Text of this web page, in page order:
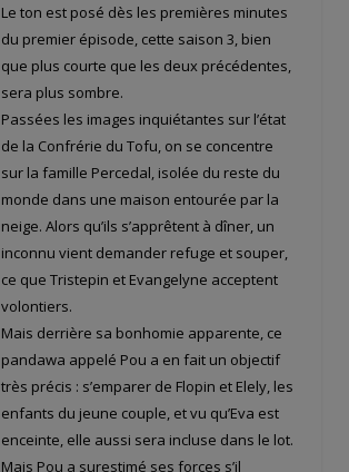
Le ton est posé dès les premières minutes
du premier épisode, cette saison 3, bien
que plus courte que les deux précédentes,
sera plus sombre.
Passées les images inquiétantes sur l’état
de la Confrérie du Tofu, on se concentre
sur la famille Percedal, isolée du reste du
monde dans une maison entourée par la
neige. Alors qu’ils s’apprêtent à dîner, un
inconnu vient demander refuge et souper,
ce que Tristepin et Evangelyne acceptent
volontiers.
Mais derrière sa bonhomie apparente, ce
pandawa appelé Pou a en fait un objectif
très précis : s’emparer de Flopin et Elely, les
enfants du jeune couple, et vu qu’Eva est
enceinte, elle aussi sera incluse dans le lot.
Mais Pou a surestimé ses forces s’il